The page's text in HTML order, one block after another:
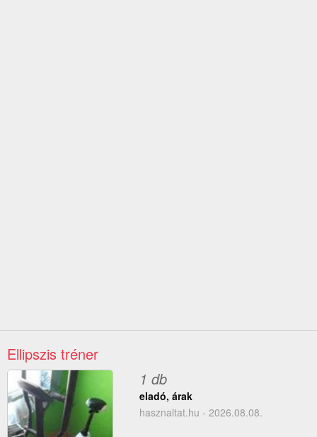
Ellipszis tréner
1 db
eladó, árak
hasznaltat.hu - 2026.08.08.